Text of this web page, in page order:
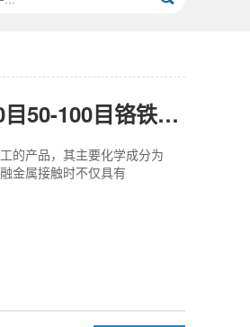
铬矿砂20-40目20-60目40-70目50-100目铬铁矿砂
的产品，其主要化学成分为
金属接触时不仅具有